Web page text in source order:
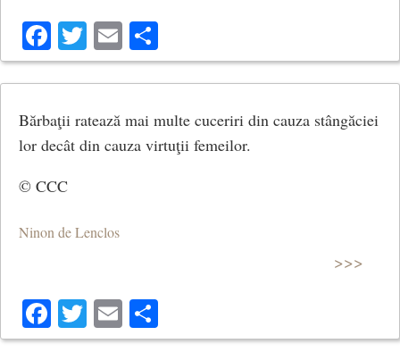
Facebook
Twitter
Email
Bărbaţii ratează mai multe cuceriri din cauza stângăciei
lor decât din cauza virtuţii femeilor.
© CCC
Ninon de Lenclos
>>>
Facebook
Twitter
Email